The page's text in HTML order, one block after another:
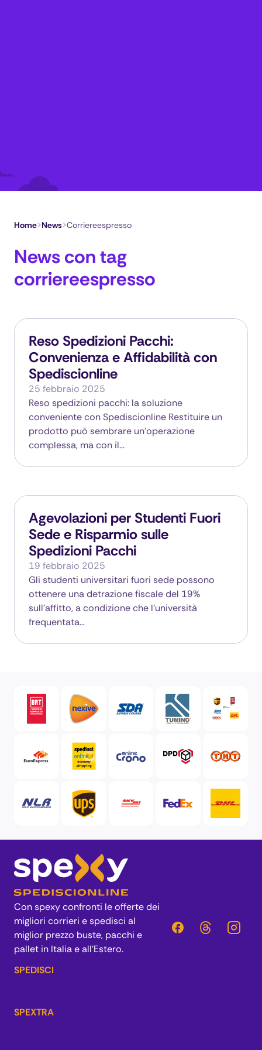
Home>News>Corriereespresso
News con tag
corriereespresso
Reso Spedizioni Pacchi:
Convenienza e Affidabilità con
Spediscionline
25 febbraio 2025
Reso spedizioni pacchi: la soluzione
conveniente con Spediscionline Restituire un
prodotto può sembrare un'operazione
complessa, ma con il…
Agevolazioni per Studenti Fuori
Sede e Risparmio sulle
Spedizioni Pacchi
19 febbraio 2025
Gli studenti universitari fuori sede possono
ottenere una detrazione fiscale del 19%
sull’affitto, a condizione che l’università
frequentata…
Con spexy confronti le offerte dei
migliori corrieri e spedisci al
miglior prezzo buste, pacchi e
pallet in Italia e all’Estero.
SPEDISCI
SPEXTRA